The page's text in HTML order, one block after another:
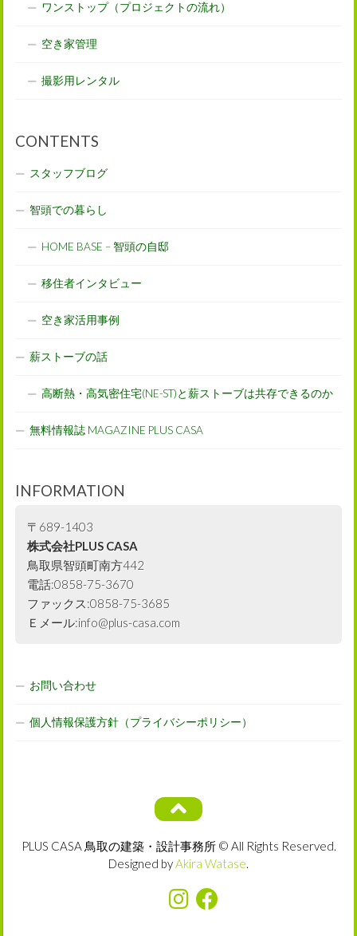
ワンストップ（プロジェクトの流れ）
空き家管理
撮影用レンタル
CONTENTS
スタッフブログ
智頭での暮らし
HOME BASE – 智頭の自邸
移住者インタビュー
空き家活用事例
薪ストーブの話
高断熱・高気密住宅(NE-ST)と薪ストーブは共存できるのか
無料情報誌 MAGAZINE PLUS CASA
INFORMATION
〒689-1403
株式会社PLUS CASA
鳥取県智頭町南方442
電話:0858-75-3670
ファックス:0858-75-3685
Ｅメール:info@plus-casa.com
お問い合わせ
個人情報保護方針（プライバシーポリシー）
PLUS CASA 鳥取の建築・設計事務所 © All Rights Reserved.
Designed byAkira Watase.